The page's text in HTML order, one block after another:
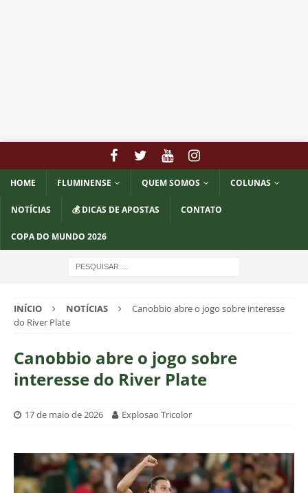
HOME FLUMINENSE QUEM SOMOS COLUNAS
NOTÍCIAS 💰 DICAS DE APOSTAS CONTATO
COPA DO MUNDO 2026
INÍCIO NOTÍCIAS
Canobbio abre o jogo sobre interesse
do River Plate
Canobbio abre o jogo sobre
interesse do River Plate
17 de maio de 2026 Explosao Tricolor